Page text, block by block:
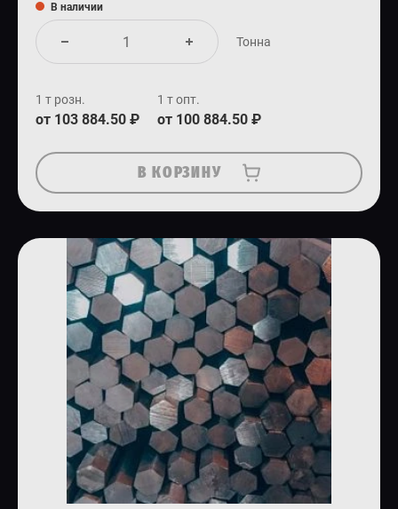
В наличии
Тонна
1 т розн.
от 103 884.50 ₽
1 т опт.
от 100 884.50 ₽
В КОРЗИНУ